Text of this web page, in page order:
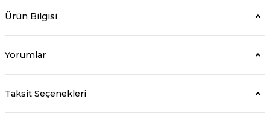
Ürün Bilgisi
Yorumlar
Taksit Seçenekleri